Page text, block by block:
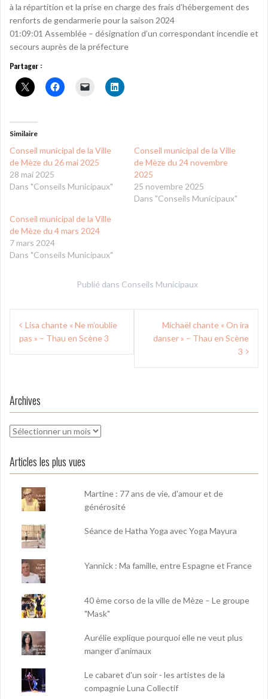
à la répartition et la prise en charge des frais d’hébergement des
renforts de gendarmerie pour la saison 2024
01:09:01 Assemblée – désignation d’un correspondant incendie et
secours auprès de la préfecture
Partager :
Similaire
Conseil municipal de la Ville
de Mèze du 26 mai 2025
28 mai 2025
Dans "Conseils Municipaux"
Conseil municipal de la Ville
de Mèze du 24 novembre
2025
25 novembre 2025
Dans "Conseils Municipaux"
Conseil municipal de la Ville
de Mèze du 4 mars 2024
7 mars 2024
Dans "Conseils Municipaux"
Publié dans Conseils Municipaux
Navigation
deLisa chante « Ne m’oublie
pas » – Thau en Scène 3
Michaël chante « On ira
danser » – Thau en Scène
3
Archives
Archives
Articles les plus vues
Martine : 77 ans de vie, d'amour et de
générosité
Séance de Hatha Yoga avec Yoga Mayura
Yannick : Ma famille, entre Espagne et France
40 ème corso de la ville de Mèze – Le groupe
"Mask"
Aurélie explique pourquoi elle ne veut plus
manger d’animaux
Le cabaret d'un soir - les artistes de la
compagnie Luna Collectif